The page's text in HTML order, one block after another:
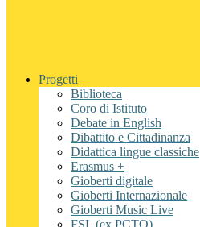
Progetti
Biblioteca
Coro di Istituto
Debate in English
Dibattito e Cittadinanza
Didattica lingue classiche
Erasmus +
Gioberti digitale
Gioberti Internazionale
Gioberti Music Live